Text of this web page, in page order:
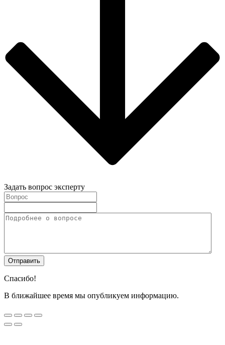
Задать вопрос эксперту
Спасибо!
В ближайшее время мы опубликуем информацию.